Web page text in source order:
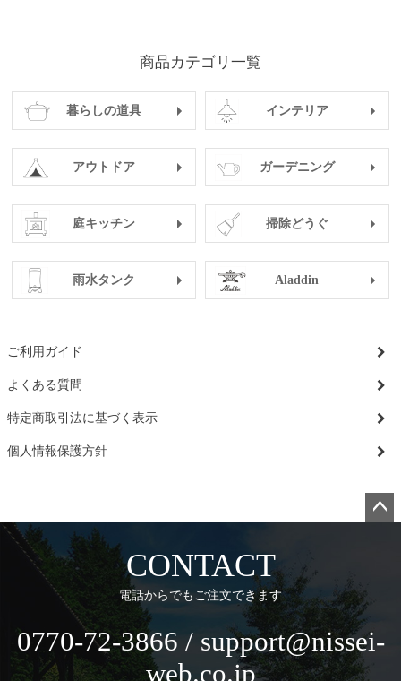
商品カテゴリ一覧
暮らしの道具 インテリア
アウトドア ガーデニング
庭キッチン 掃除どうぐ
雨水タンク Aladdin
ご利用ガイド
よくある質問
特定商取引法に基づく表示
個人情報保護方針
へ
CONTACT
電話からでもご注文できます
0770-72-3866 / support@nissei-
web.co.jp